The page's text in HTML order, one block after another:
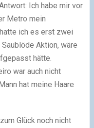
Ich habe mir vor
Metro mein
ich es erst zwei
Aktion, wäre
hätte.
war auch nicht
hat meine Haare
Glück noch nicht